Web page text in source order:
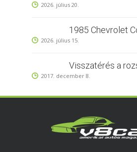
2026. július 20.
1985 Chevrolet
2026. július 15.
Visszatérés a
2017. december 8.